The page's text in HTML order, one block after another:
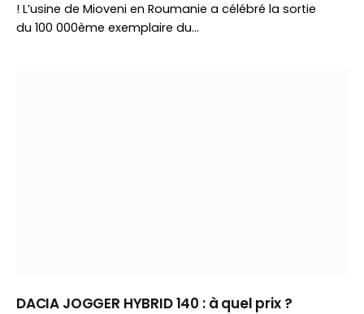
! L’usine de Mioveni en Roumanie a célébré la sortie
du 100 000ème exemplaire du…
DACIA JOGGER HYBRID 140 : à quel prix ?